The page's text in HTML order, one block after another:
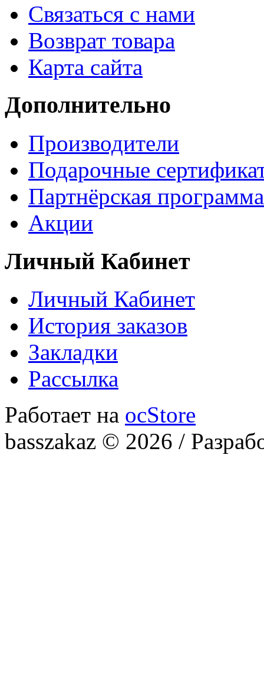
Связаться с нами
Возврат товара
Карта сайта
Дополнительно
Производители
Подарочные
Партнёрская программа
Акции
Личный Кабинет
Личный Кабинет
История заказов
Закладки
Рассылка
Работает на ocStore
basszakaz © 2026 /